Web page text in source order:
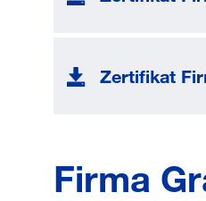
Zertifikat
Firma